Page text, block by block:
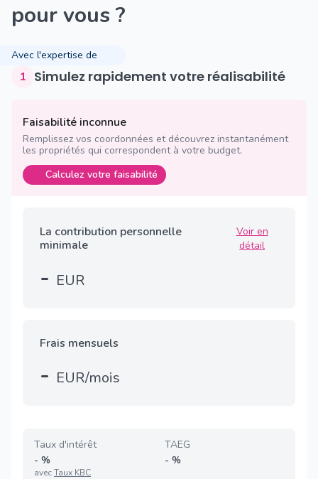
pour vous ?
Avec l'expertise de
1 Simulez rapidement votre réalisabilité
Faisabilité inconnue
Remplissez vos coordonnées et découvrez instantanément
les propriétés qui correspondent à votre budget.
Calculez votre faisabilité
La contribution personnelle
minimale
Voir en
détail
- EUR
Frais mensuels
- EUR/mois
Taux d'intérêt
- %
avecTaux KBC
TAEG
- %